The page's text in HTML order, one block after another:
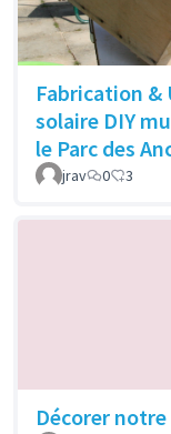
Fabrication
solaire DIY
le Parc des
jrav 0 3
Décorer